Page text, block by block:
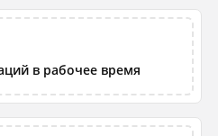
в рабочее время